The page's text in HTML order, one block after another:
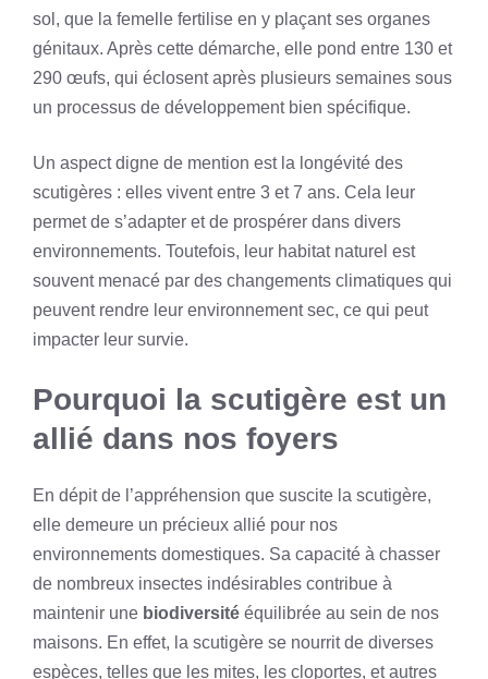
sol, que la femelle fertilise en y plaçant ses organes
génitaux. Après cette démarche, elle pond entre 130 et
290 œufs, qui éclosent après plusieurs semaines sous
un processus de développement bien spécifique.
Un aspect digne de mention est la longévité des
scutigères : elles vivent entre 3 et 7 ans. Cela leur
permet de s’adapter et de prospérer dans divers
environnements. Toutefois, leur habitat naturel est
souvent menacé par des changements climatiques qui
peuvent rendre leur environnement sec, ce qui peut
impacter leur survie.
Pourquoi la scutigère est un
allié dans nos foyers
En dépit de l’appréhension que suscite la scutigère,
elle demeure un précieux allié pour nos
environnements domestiques. Sa capacité à chasser
de nombreux insectes indésirables contribue à
maintenir une biodiversité équilibrée au sein de nos
maisons. En effet, la scutigère se nourrit de diverses
espèces, telles que les mites, les cloportes, et autres